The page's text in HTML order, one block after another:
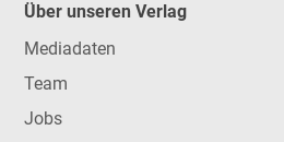
Über unseren Verlag
Mediadaten
Team
Jobs